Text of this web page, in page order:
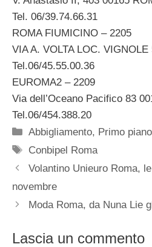
Tel. 06/39.74.66.31
ROMA FIUMICINO – 2205
VIA A. VOLTA LOC.
Tel.06/45.55.00.36
EUROMA2 – 2209
Via dell’Oceano Pacifico 83
Tel.06/454.388.20
Categorie
Abbigliamento, Primo piano
Tag
Conbipel Roma
Volantino Unieuro Roma,
novembre
Moda Roma, da Nuna Lie
Lascia un commento